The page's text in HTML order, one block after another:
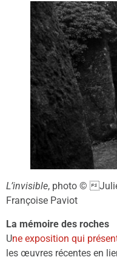
L’invisible, photo ©
Françoise Paviot
La mémoire des roches
Une exposition qui
les œuvres récentes en